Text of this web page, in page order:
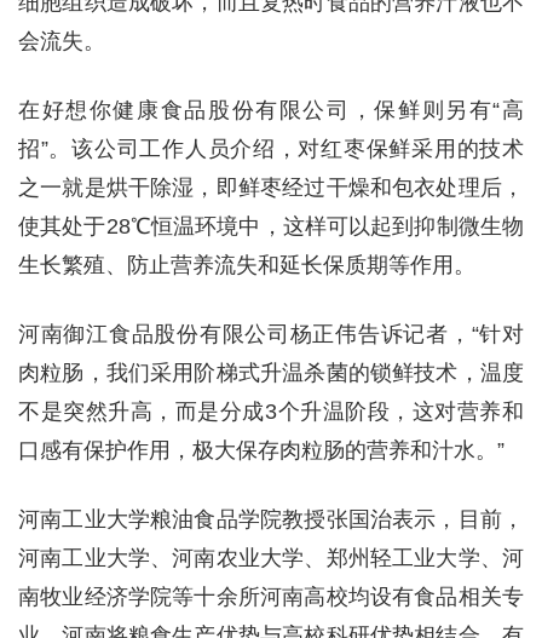
会流失。
在好想你健康食品股份有限公司，保鲜则另有“高
招”。该公司工作人员介绍，对红枣保鲜采用的技术
之一就是烘干除湿，即鲜枣经过干燥和包衣处理后，
使其处于28℃恒温环境中，这样可以起到抑制微生物
生长繁殖、防止营养流失和延长保质期等作用。
河南御江食品股份有限公司杨正伟告诉记者，“针对
肉粒肠，我们采用阶梯式升温杀菌的锁鲜技术，温度
不是突然升高，而是分成3个升温阶段，这对营养和
口感有保护作用，极大保存肉粒肠的营养和汁水。”
河南工业大学粮油食品学院教授张国治表示，目前，
河南工业大学、河南农业大学、郑州轻工业大学、河
南牧业经济学院等十余所河南高校均设有食品相关专